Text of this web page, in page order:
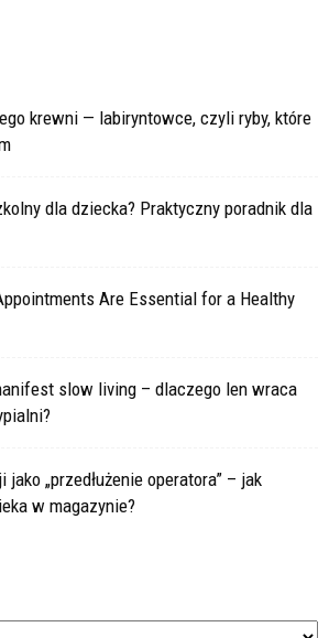
krewni — labiryntowce, czyli ryby, które
dla dziecka? Praktyczny poradnik dla
Are Essential for a Healthy
slow living – dlaczego len wraca
jako „przedłużenie operatora” – jak
w magazynie?